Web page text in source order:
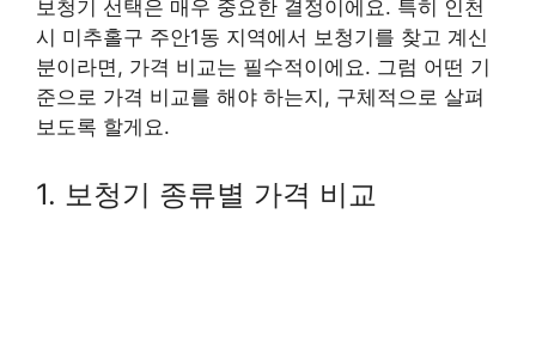
보청기 선택은 매우 중요한 결정이에요. 특히 인천
시 미추홀구 주안1동 지역에서 보청기를 찾고 계신
분이라면, 가격 비교는 필수적이에요. 그럼 어떤 기
준으로 가격 비교를 해야 하는지, 구체적으로 살펴
보도록 할게요.
1. 보청기 종류별 가격 비교